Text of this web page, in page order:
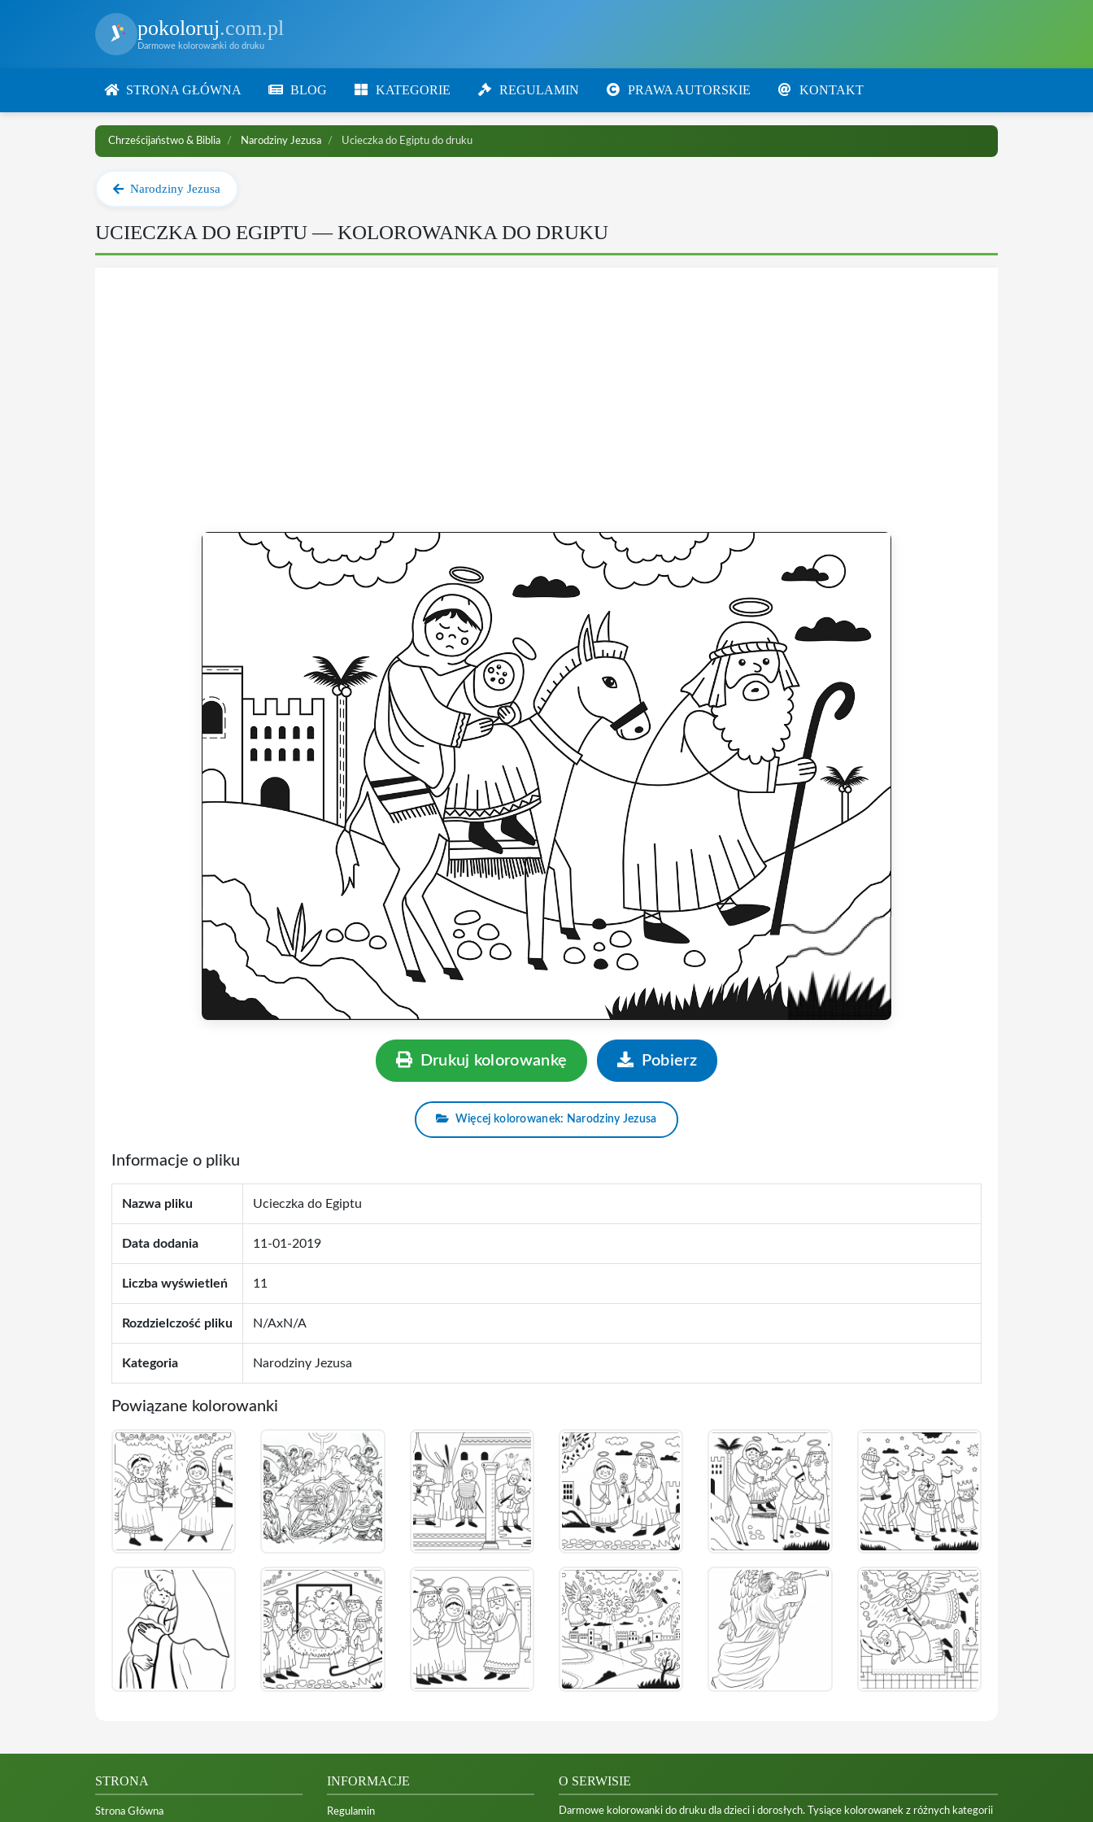
pokoloruj.com.pl
Darmowe kolorowanki do druku
STRONA GŁÓWNA BLOG KATEGORIE REGULAMIN PRAWA AUTORSKIE KONTAKT
Chrześcijaństwo & Biblia Narodziny Jezusa Ucieczka do Egiptu do druku
Narodziny Jezusa
UCIECZKA DO EGIPTU — KOLOROWANKA DO DRUKU
Drukuj kolorowankę Pobierz
Więcej kolorowanek: Narodziny Jezusa
Informacje o pliku
Nazwa pliku Ucieczka do Egiptu
Data dodania 11-01-2019
Liczba wyświetleń 11
Rozdzielczość pliku N/AxN/A
Kategoria Narodziny Jezusa
Powiązane kolorowanki
STRONA
Strona Główna
INFORMACJE
Regulamin
O SERWISIE
Darmowe kolorowanki do druku dla dzieci i dorosłych. Tysiące kolorowanek z różnych kategorii